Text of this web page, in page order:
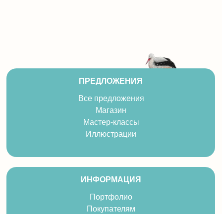
ПРЕДЛОЖЕНИЯ
ИНФОРМАЦИЯ
Все предложения
Магазин
Мастер-классы
Иллюстрации
Портфолио
Покупателям